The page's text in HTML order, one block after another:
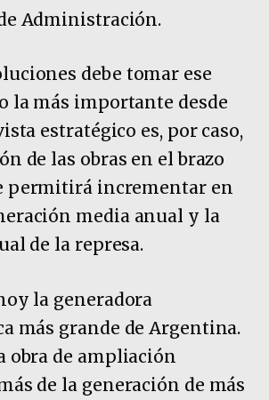
Administración.
debe tomar ese
la más importante desde
estratégico es, por caso,
de las obras en el brazo
permitirá incrementar en
media anual y la
de la represa.
la generadora
más grande de Argentina.
obra de ampliación
de la generación de más